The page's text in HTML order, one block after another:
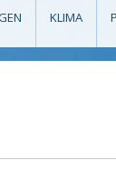
KLIMA